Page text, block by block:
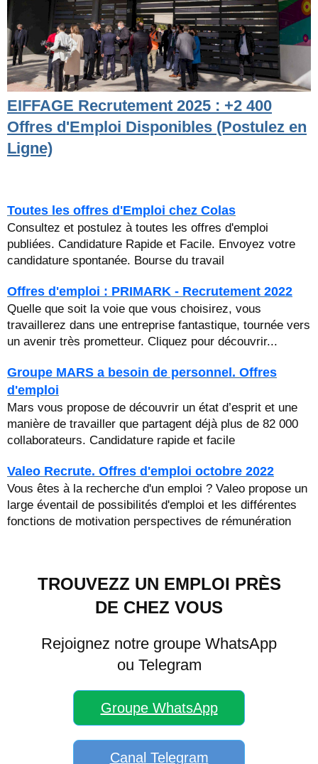
EIFFAGE Recrutement 2025 : +2 400
Offres d'Emploi Disponibles (Postulez en
Ligne)
Toutes les offres d'Emploi chez Colas
Consultez et postulez à toutes les offres d'emploi
publiées. Candidature Rapide et Facile. Envoyez votre
candidature spontanée. Bourse du travail
Offres d'emploi : PRIMARK - Recrutement 2022
Quelle que soit la voie que vous choisirez, vous
travaillerez dans une entreprise fantastique, tournée vers
un avenir très prometteur. Cliquez pour découvrir...
Groupe MARS a besoin de personnel. Offres
d'emploi
Mars vous propose de découvrir un état d’esprit et une
manière de travailler que partagent déjà plus de 82 000
collaborateurs. Candidature rapide et facile
Valeo Recrute. Offres d'emploi octobre 2022
Vous êtes à la recherche d'un emploi ? Valeo propose un
large éventail de possibilités d'emploi et les différentes
fonctions de motivation perspectives de rémunération
TROUVEZZ UN EMPLOI PRÈS
DE CHEZ VOUS
Rejoignez notre groupe WhatsApp
ou Telegram
Groupe WhatsApp
Canal Telegram